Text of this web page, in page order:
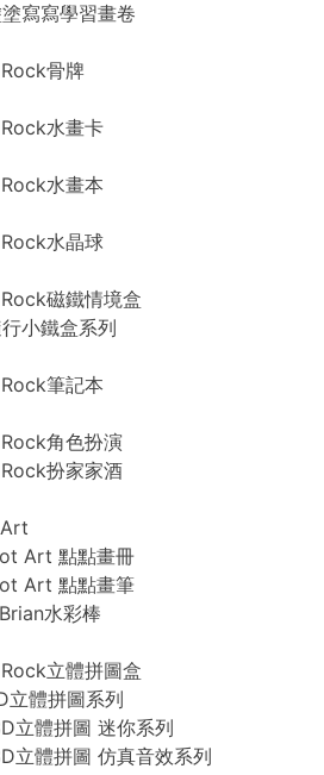
寫寫學習畫卷
骨牌
水畫卡
水畫本
水晶球
磁鐵情境盒
小鐵盒系列
筆記本
角色扮演
扮家家酒
Art 點點畫冊
Art 點點畫筆
水彩棒
立體拼圖盒
立體拼圖系列
立體拼圖 迷你系列
立體拼圖 仿真音效系列